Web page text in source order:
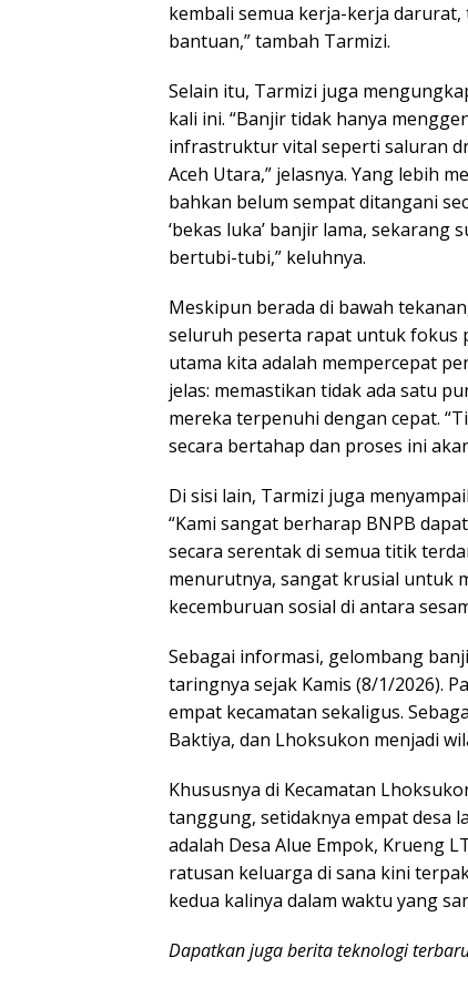
kembali semua kerja-kerja
bantuan,” tambah Tarmizi.
Selain itu, Tarmizi juga
kali ini. “Banjir tidak hanya
infrastruktur vital seperti saluran
Aceh Utara,” jelasnya. Yang lebih
bahkan belum sempat ditangani
‘bekas luka’ banjir lama, sekarang
bertubi-tubi,” keluhnya.
Meskipun berada di bawah
seluruh peserta rapat untuk fokus
utama kita adalah mempercepat
jelas: memastikan tidak ada satu
mereka terpenuhi dengan cepat.
secara bertahap dan proses ini
Di sisi lain, Tarmizi juga
“Kami sangat berharap BNPB
secara serentak di semua titik
menurutnya, sangat krusial untuk
kecemburuan sosial di antara
Sebagai informasi, gelombang
taringnya sejak Kamis (8/1/2026).
empat kecamatan sekaligus.
Baktiya, dan Lhoksukon menjadi
Khususnya di Kecamatan
tanggung, setidaknya empat desa
adalah Desa Alue Empok, Krueng
ratusan keluarga di sana kini
kedua kalinya dalam waktu yang
Dapatkan juga berita teknologi